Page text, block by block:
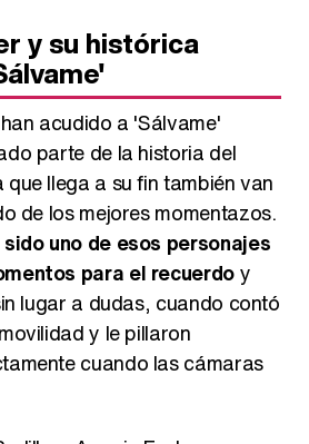
y su histórica
acudido a 'Sálvame'
parte de la historia del
llega a su fin también van
de los mejores momentazos.
uno de esos personajes
para el recuerdoy
lugar a dudas, cuando contó
y le pillaron
cuando las cámaras